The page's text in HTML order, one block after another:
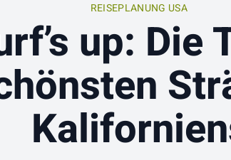
REISEPLANUNG USA
up: Die